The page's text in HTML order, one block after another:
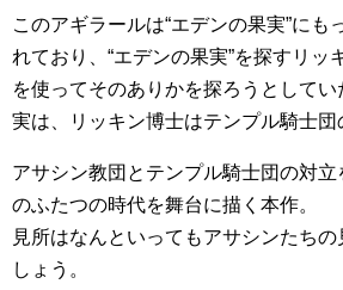
このアギラールは“エデンの果実”にも
れており、“エデンの果実”を探すリッ
を使ってそのありかを探ろうとしてい
実は、リッキン博士はテンプル騎士団
アサシン教団とテンプル騎士団の対
のふたつの時代を舞台に描く本作。
見所はなんといってもアサシンたち
しょう。